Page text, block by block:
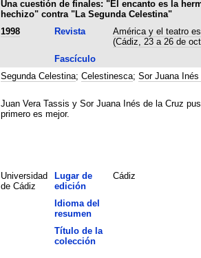
Una cuestión de finales: "El encanto es la
hechizo" contra "La Segunda Celestina"
1998 Revista
América y el teatro
(Cádiz, 23 a 26 de
Fascículo
Segunda Celestina; Celestinesca; Sor Juana
Juan Vera Tassis y Sor Juana Inés de la Cruz
primero es mejor.
Universidad
de Cádiz
Lugar de
edición
Cádiz
Idioma del
resumen
Título de la
colección